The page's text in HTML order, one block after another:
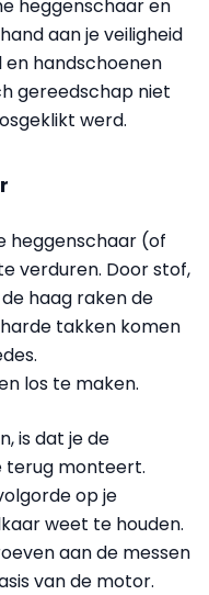
heggenschaar en
aan je veiligheid
en handschoenen
gereedschap niet
werd.
heggenschaar (of
verduren. Door stof,
haag raken de
takken komen
los te maken.
is dat je de
terug monteert.
op je
weet te houden.
aan de messen
van de motor.